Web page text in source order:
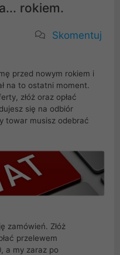
rokiem.
Skomentuj
przed nowym rokiem i
na to ostatni moment.
złóż oraz opłać
się na odbiór
towar musisz odebrać
zamówień. Złóż
przelewem
a my zaraz po